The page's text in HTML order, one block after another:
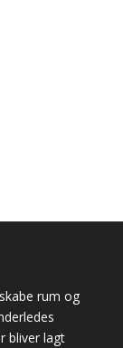
rum og
bliver lagt